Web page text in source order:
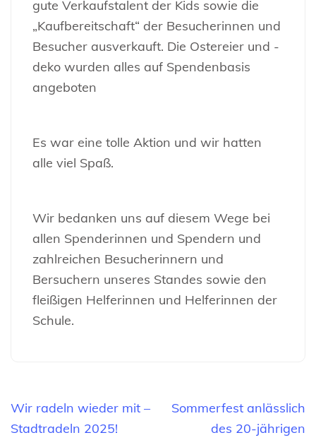
gute Verkaufstalent der Kids sowie die
„Kaufbereitschaft“ der Besucherinnen und
Besucher ausverkauft. Die Ostereier und -
deko wurden alles auf Spendenbasis
angeboten
Es war eine tolle Aktion und wir hatten
alle viel Spaß.
Wir bedanken uns auf diesem Wege bei
allen Spenderinnen und Spendern und
zahlreichen Besucherinnern und
Bersuchern unseres Standes sowie den
fleißigen Helferinnen und Helferinnen der
Schule.
Beitragsnavigation
Wir radeln wieder mit –
Stadtradeln 2025!
Sommerfest anlässlich
des 20-jährigen